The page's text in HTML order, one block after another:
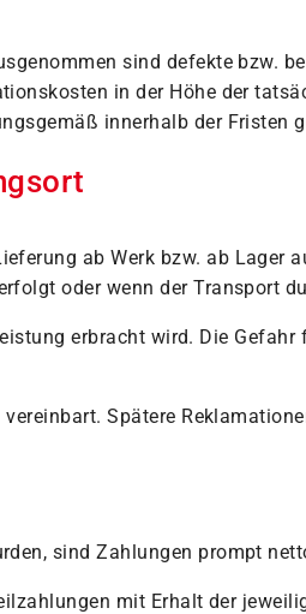
sind defekte bzw.
in der Höhe der
innerhalb der
ab Werk bzw. ab
oder wenn der Transport
erbracht wird. Die
Spätere
sind Zahlungen prompt
mit Erhalt der